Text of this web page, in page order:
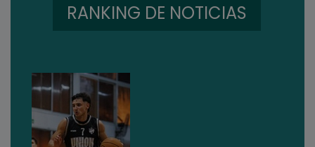
RANKING DE NOTICIAS